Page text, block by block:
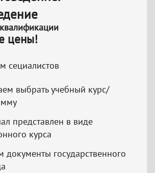
цены!
сециалистов
выбрать учебный курс/
представлен в виде
курса
документы государственного